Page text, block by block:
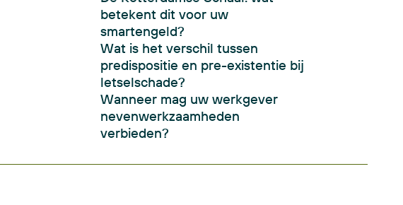
betekent dit voor uw
smartengeld?
Wat is het verschil tussen
predispositie en pre-existentie bij
letselschade?
Wanneer mag uw werkgever
nevenwerkzaamheden
verbieden?